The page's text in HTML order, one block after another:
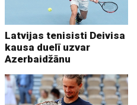
Latvijas tenisisti Deivisa
kausa duelī uzvar
Azerbaidžānu